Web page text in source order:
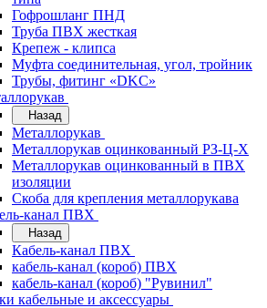
Гофрошланг ПНД
Труба ПВХ жесткая
Крепеж - клипса
Муфта соединительная, угол, тройник
Трубы, фитинг «DKC»
Назад
Металлорукав
Металлорукав оцинкованный РЗ-Ц-Х
Металлорукав оцинкованный в ПВХ
изоляции
Скоба для крепления металлорукава
канал ПВХ
Назад
Кабель-канал ПВХ
кабель-канал (короб) ПВХ
кабель-канал (короб) "Рувинил"
кабельные и аксессуары